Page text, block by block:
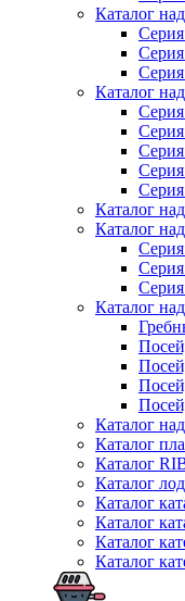
Каталог
Серия
Каталог
Каталог
Каталог
Каталог
Каталог
Каталог
Каталог
Каталог
Каталог
Каталог
Каталог
Каталог